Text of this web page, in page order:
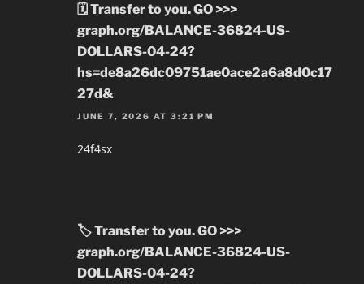
🗓 Transfer to you. GO >>>
graph.org/BALANCE-36824-US-
DOLLARS-04-24?
hs=de8a26dc09751ae0ace2a6a8d0c17
27d&
JUNE 7, 2026 AT 3:21 PM
24f4sx
🏷 Transfer to you. GO >>>
graph.org/BALANCE-36824-US-
DOLLARS-04-24?